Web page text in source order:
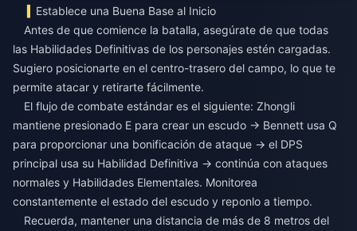
Establece una Buena Base al Inicio
Antes de que comience la batalla, asegúrate de que todas
las Habilidades Definitivas de los personajes estén cargadas.
Sugiero posicionarte en el centro-trasero del campo, lo que te
permite atacar y retirarte fácilmente.
El flujo de combate estándar es el siguiente: Zhongli
mantiene presionado E para crear un escudo → Bennett usa Q
para proporcionar una bonificación de ataque → el DPS
principal usa su Habilidad Definitiva → continúa con ataques
normales y Habilidades Elementales. Monitorea
constantemente el estado del escudo y reponlo a tiempo.
Recuerda, mantener una distancia de más de 8 metros del